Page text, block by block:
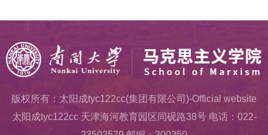
版权所有：太阳成tyc122cc(集团有限公司)-Official website
太阳成tyc122cc 天津海河教育园区同砚路38号 电话：022-